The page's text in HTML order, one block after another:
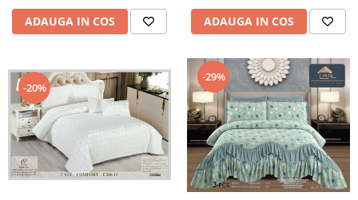
ADAUGA IN COS ADAUGA IN COS
-20%
-29%